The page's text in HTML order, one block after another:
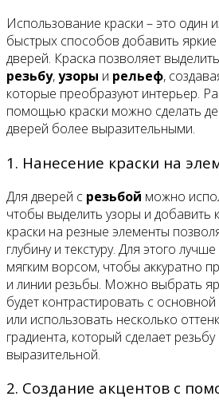
Использование краски – это один
быстрых способов добавить
дверей. Краска позволяет
резьбу,узоры и рельеф,
которые преобразуют интерьер.
помощью краски можно сделать
дверей более выразительными.
1. Нанесение краски на
Для дверей с резьбой можно
чтобы выделить узоры и добавить
краски на резные элементы
глубину и текстуру. Для этого
мягким ворсом, чтобы аккуратно
и линии резьбы. Можно выбрать
будет контрастировать с
или использовать несколько
градиента, который сделает
выразительной.
2. Создание акцентов с